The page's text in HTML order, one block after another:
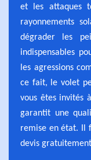
et les attaques
rayonnements
dégrader les
indispensables
les agressions
ce fait, le volet
vous êtes invités
garantit une
remise en état. Il
devis